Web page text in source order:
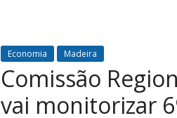
Economia Madeira
Comissão
vai monitorizar